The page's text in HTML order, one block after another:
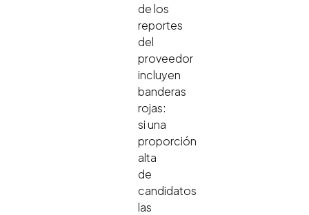
de los
reportes
del
proveedor
incluyen
banderas
rojas:
si una
proporción
alta
de
candidatos
las